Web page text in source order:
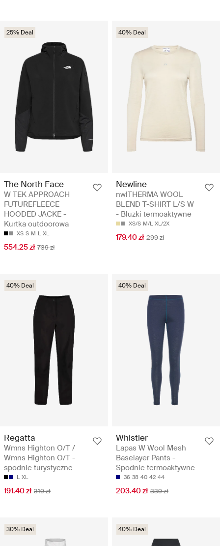
25% Deal
The North Face
W TEK APPROACH
FUTUREFLEECE
HOODED JACKE -
Kurtka outdoorowa
XS S M L XL
554.25 zł 739 zł
40% Deal
Newline
nwlTHERMA WOOL
BLEND T-SHIRT L/S W
- Bluzki termoaktywne
XS/S M/L XL/2X
179.40 zł 299 zł
40% Deal
Regatta
Wmns Highton O/T /
Wmns Highton O/T -
spodnie turystyczne
L XL
191.40 zł 319 zł
40% Deal
Whistler
Lapas W Wool Mesh
Baselayer Pants -
Spodnie termoaktywne
36 38 40 42 44
203.40 zł 339 zł
30% Deal 40% Deal